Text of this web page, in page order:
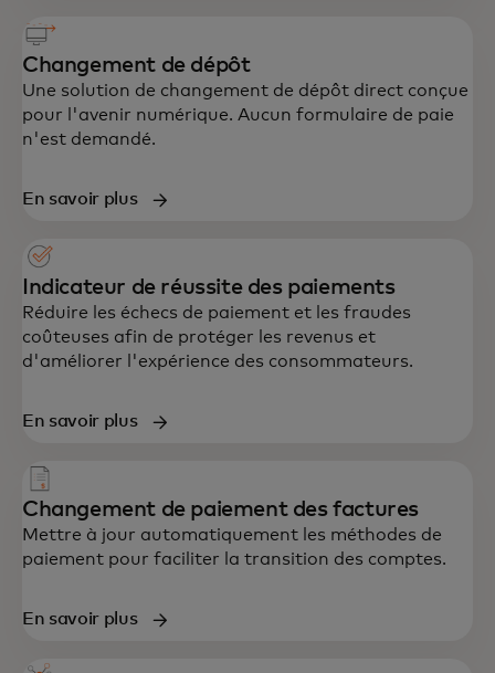
Changement de dépôt
Une solution de changement de dépôt direct conçue
pour l'avenir numérique. Aucun formulaire de paie
n'est demandé.
En savoir plus
Indicateur de réussite des paiements
Réduire les échecs de paiement et les fraudes
coûteuses afin de protéger les revenus et
d'améliorer l'expérience des consommateurs.
En savoir plus
Changement de paiement des factures
Mettre à jour automatiquement les méthodes de
paiement pour faciliter la transition des comptes.
En savoir plus